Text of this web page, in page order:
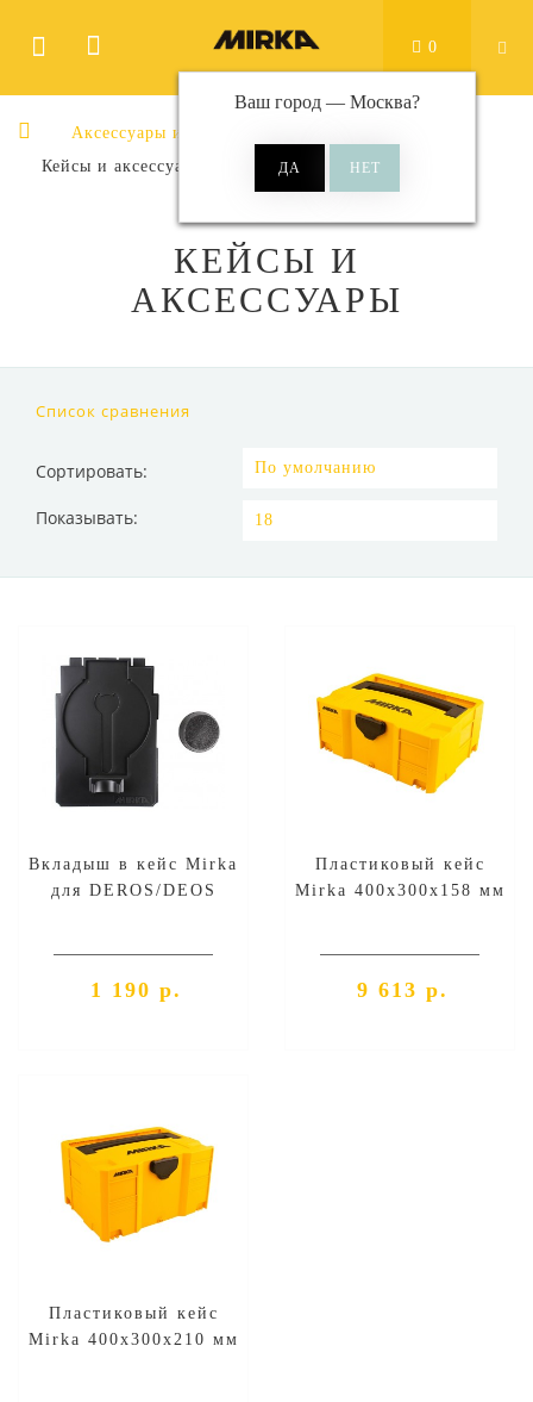
Ваш город — Москва?
0
Аксессуары и принадлежности
Кейсы и аксессуары
КЕЙСЫ И
АКСЕССУАРЫ
Список сравнения
Сортировать:
Показывать:
Вкладыш в кейс Mirka
для DEROS/DEOS
1 190 р.
Пластиковый кейс
Mirka 400х300х158 мм
9 613 р.
Пластиковый кейс
Mirka 400х300х210 мм